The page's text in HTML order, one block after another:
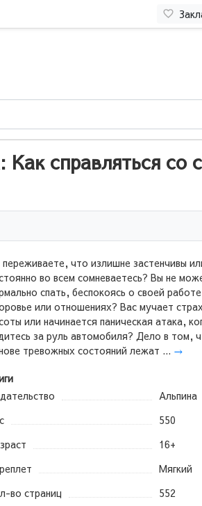
справляться со
что излишне застенчивы
во всем сомневаетесь? Вы не
спать, беспокоясь о своей
или отношениях? Вас мучает страх
или начинается паническая атака,
за руль автомобиля? Дело в том,
тревожных состояний лежат ... →
Альпина
550
16+
Мягкий
во страниц
552